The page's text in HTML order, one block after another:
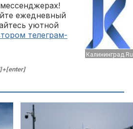
Калининград.Ru
ежедневный
уютной
телеграм-